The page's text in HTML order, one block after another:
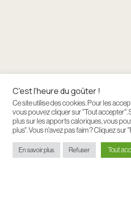
C'est l'heure du goûter !
Ce site utilise des cookies. Pour les
vous pouvez cliquer sur "Tout accepter".
plus sur les apports caloriques, vous
plus". Vous n'avez pas faim ? Cliquez sur
En savoir plus Refuser Tout